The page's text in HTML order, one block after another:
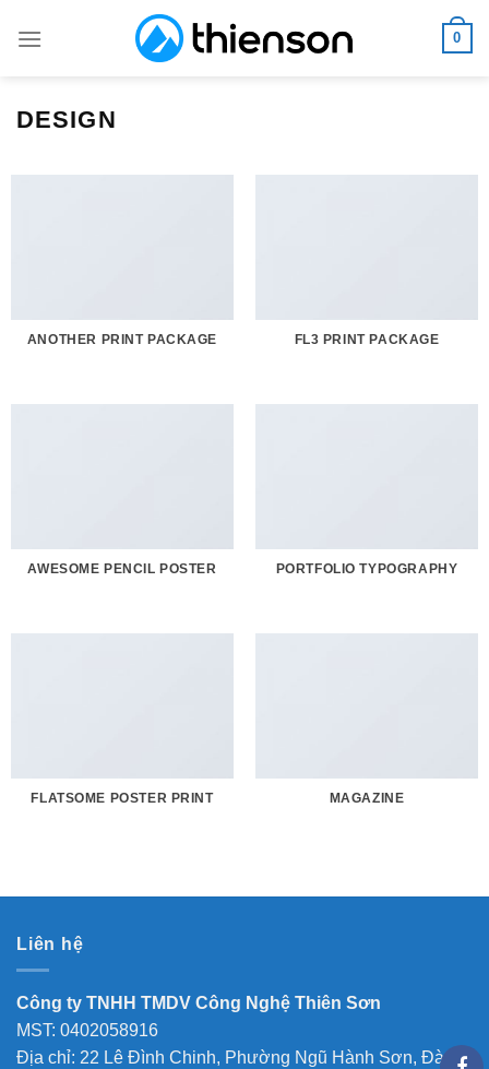
0
DESIGN
ANOTHER PRINT PACKAGE FL3 PRINT PACKAGE
AWESOME PENCIL POSTER PORTFOLIO TYPOGRAPHY
FLATSOME POSTER PRINT MAGAZINE
Liên hệ
Công ty TNHH TMDV Công Nghệ Thiên Sơn
MST: 0402058916
Địa chỉ: 22 Lê Đình Chinh, Phường Ngũ Hành Sơn, Đà